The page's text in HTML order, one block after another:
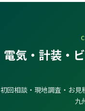
電気・計装・
初回相談・現地調査・お見
九